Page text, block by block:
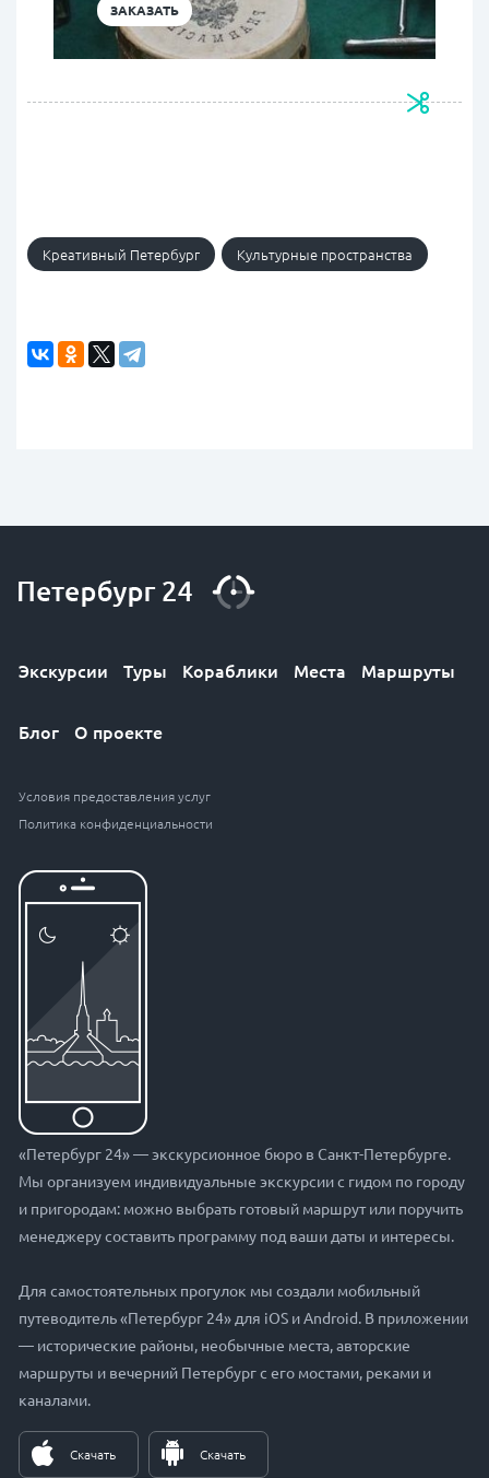
ЗАКАЗАТЬ
Креативный Петербург Культурные пространства
Экскурсии Туры Кораблики Места Маршруты
Блог О проекте
Условия предоставления услуг
Политика конфиденциальности
«Петербург 24» — экскурсионное бюро в Санкт-Петербурге.
Мы организуем индивидуальные экскурсии с гидом по городу
и пригородам: можно выбрать готовый маршрут или поручить
менеджеру составить программу под ваши даты и интересы.
Для самостоятельных прогулок мы создали мобильный
путеводитель «Петербург 24» для iOS и Android. В приложении
— исторические районы, необычные места, авторские
маршруты и вечерний Петербург с его мостами, реками и
каналами.
Скачать Скачать